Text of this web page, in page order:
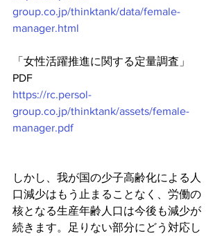
group.co.jp/thinktank/data/female-
manager.html
「女性活躍推進に関する定量調査」
PDF
https://rc.persol-
group.co.jp/thinktank/assets/female-
manager.pdf
しかし、我が国の少子高齢化による人
口減少はもう止まることなく、労働の
核となる生産年齢人口は今後も減少が
続きます。足りない部分にどう対応し